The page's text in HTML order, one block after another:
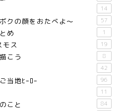
14
クの顔をおたべよ～ 57
め 1
ス 19
こう 8
42
当地ﾋｰﾛｰ 96
11
こと 84